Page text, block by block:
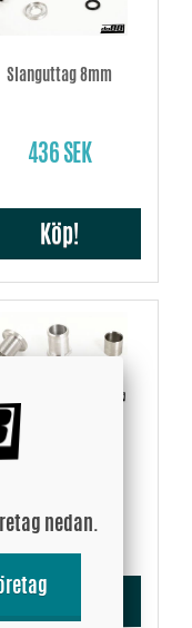
Slanguttag 8mm
436 SEK
Köp!
Slanguttag 13mm
436 SEK
Köp!
nedan.